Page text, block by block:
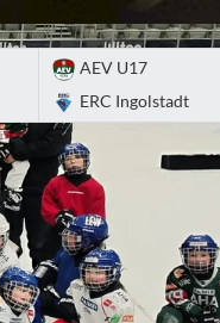
AEV U17
ERC Ingolstadt